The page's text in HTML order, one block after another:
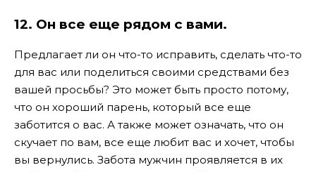
12. Он все еще рядом с вами.
Предлагает ли он что-то исправить, сделать что-то
для вас или поделиться своими средствами без
вашей просьбы? Это может быть просто потому,
что он хороший парень, который все еще
заботится о вас. А также может означать, что он
скучает по вам, все еще любит вас и хочет, чтобы
вы вернулись. Забота мужчин проявляется в их